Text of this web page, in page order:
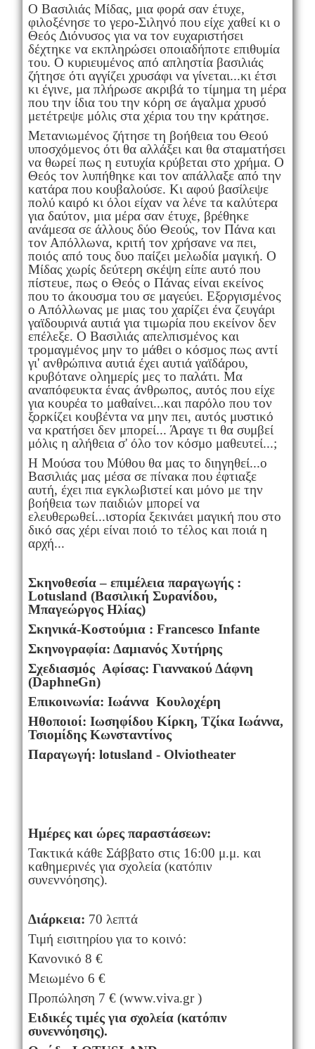
Ο Βασιλιάς Μίδας, μια φορά σαν έτυχε,
φιλοξένησε το γερο-Σιληνό που είχε χαθεί κι ο
Θεός Διόνυσος για να τον ευχαριστήσει
δέχτηκε να εκπληρώσει οποιαδήποτε επιθυμία
του. Ο κυριευμένος από απληστία βασιλιάς
ζήτησε ότι αγγίζει χρυσάφι να γίνεται...κι έτσι
κι έγινε, μα πλήρωσε ακριβά το τίμημα τη μέρα
που την ίδια του την κόρη σε άγαλμα χρυσό
μετέτρεψε μόλις στα χέρια του την κράτησε.
Μετανιωμένος ζήτησε τη βοήθεια του Θεού
υποσχόμενος ότι θα αλλάξει και θα σταματήσει
να θωρεί πως η ευτυχία κρύβεται στο χρήμα. Ο
Θεός τον λυπήθηκε και τον απάλλαξε από την
κατάρα που κουβαλούσε. Κι αφού βασίλεψε
πολύ καιρό κι όλοι είχαν να λένε τα καλύτερα
για δαύτον, μια μέρα σαν έτυχε, βρέθηκε
ανάμεσα σε άλλους δύο Θεούς, τον Πάνα και
τον Απόλλωνα, κριτή τον χρήσανε να πει,
ποιός από τους δυο παίζει μελωδία μαγική. Ο
Μίδας χωρίς δεύτερη σκέψη είπε αυτό που
πίστευε, πως ο Θεός ο Πάνας είναι εκείνος
που το άκουσμα του σε μαγεύει. Εξοργισμένος
ο Απόλλωνας με μιας του χαρίζει ένα ζευγάρι
γαϊδουρινά αυτιά για τιμωρία που εκείνον δεν
επέλεξε. Ο Βασιλιάς απελπισμένος και
τρομαγμένος μην το μάθει ο κόσμος πως αντί
γι' ανθρώπινα αυτιά έχει αυτιά γαϊδάρου,
κρυβότανε ολημερίς μες το παλάτι. Μα
αναπόφευκτα ένας άνθρωπος, αυτός που είχε
για κουρέα το μαθαίνει...και παρόλο που τον
ξορκίζει κουβέντα να μην πει, αυτός μυστικό
να κρατήσει δεν μπορεί... Άραγε τι θα συμβεί
μόλις η αλήθεια σ' όλο τον κόσμο μαθευτεί...;
Η Μούσα του Μύθου θα μας το διηγηθεί...ο
Βασιλιάς μας μέσα σε πίνακα που έφτιαξε
αυτή, έχει πια εγκλωβιστεί και μόνο με την
βοήθεια των παιδιών μπορεί να
ελευθερωθεί...ιστορία ξεκινάει μαγική που στο
δικό σας χέρι είναι ποιό το τέλος και ποιά η
αρχή...
Σκηνοθεσία – επιμέλεια παραγωγής :
Lotusland (Βασιλική Συρανίδου,
Μπαγεώργος Ηλίας)
Σκηνικά-Κοστούμια : Francesco Infante
Σκηνογραφία: Δαμιανός Χυτήρης
Σχεδιασμός Αφίσας: Γιαννακού Δάφνη
(DaphneGn)
Επικοινωνία: Ιωάννα Κουλοχέρη
Ηθοποιοί: Ιωσηφίδου Κίρκη, Τζίκα Ιωάννα,
Τσιομίδης Κωνσταντίνος
Παραγωγή: lotusland - Olviotheater
Ημέρες και ώρες παραστάσεων:
Τακτικά κάθε Σάββατο στις 16:00 μ.μ. και
καθημερινές για σχολεία (κατόπιν
συνεννόησης).
Διάρκεια: 70 λεπτά
Τιμή εισιτηρίου για το κοινό:
Κανονικό 8 €
Μειωμένο 6 €
Προπώληση 7 € (www.viva.gr )
Ειδικές τιμές για σχολεία (κατόπιν
συνεννόησης).